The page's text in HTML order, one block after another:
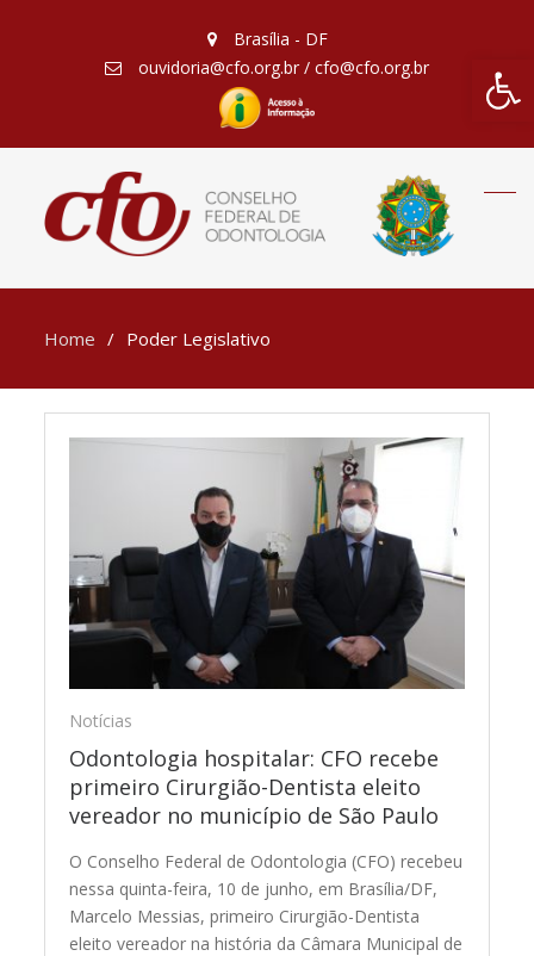
Barra
Brasília - DF
ouvidoria@cfo.org.br / cfo@cfo.org.br
Home Poder Legislativo
Notícias
Odontologia hospitalar: CFO recebe
primeiro Cirurgião-Dentista eleito
vereador no município de São Paulo
O Conselho Federal de Odontologia (CFO) recebeu
nessa quinta-feira, 10 de junho, em Brasília/DF,
Marcelo Messias, primeiro Cirurgião-Dentista
eleito vereador na história da Câmara Municipal de